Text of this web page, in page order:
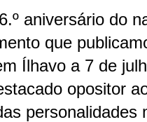
aniversário do
que
Ílhavo a 7 de
opositor
personalidades